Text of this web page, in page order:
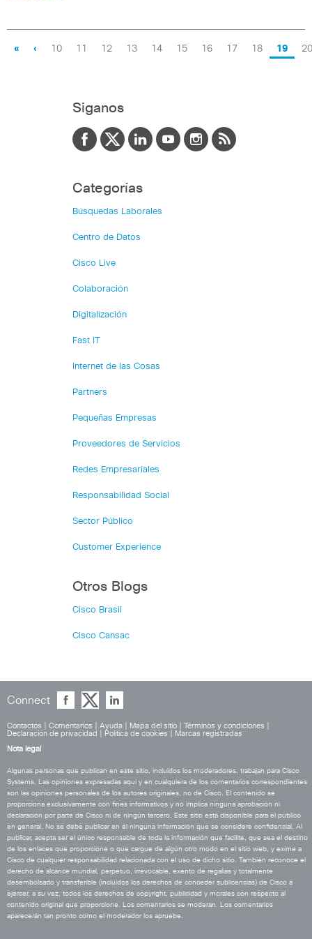
« ‹ 10 11 12 13 14 15 16 17 18 19 20
Siganos
Categorías
Búsquedas Laborales
Centro de Datos
Cisco Live
Colaboración
Digitalización
Fast IT
Internet de las Cosas
Partners
Pequeñas Empresas
Proveedores de Servicios
Redes Empresariales
Responsabilidad Social
Sector Público
Customer Experience
Otros Blogs
Cisco Brasil
Cisco Cansac
Connect
Contactos Comentarios Ayuda Mapa del sitio Términos y condiciones
Declaración de privacidad
Política de cookies
Marcas registradas
Nota legal
Algunas personas que publican en este sitio, incluidos los moderadores, trabajan para Cisco
Systems. Las opiniones expresadas aquí y en cualquiera de los comentarios correspondientes
son las opiniones personales de los autores originales, no de Cisco. El contenido se
proporciona exclusivamente con fines informativos y no implica ninguna aprobación ni
declaración por parte de Cisco ni de ningún tercero. Este sitio está disponible para el público
en general. No se debe publicar en él ninguna información que se considere confidencial. Al
publicar, acepta ser el único responsable de toda la información que facilite, que sea el destino
de los enlaces que proporcione o que cargue de algún otro modo en el sitio web, y exime a
Cisco de cualquier responsabilidad relacionada con el uso de dicho sitio. También reconoce el
derecho de alcance mundial, perpetuo, irrevocable, exento de regalías y totalmente
desembolsado y transferible (incluidos los derechos de conceder sublicencias) de Cisco a
ejercer, a su vez, todos los derechos de copyright, publicidad y morales con respecto al
contenido original que proporcione. Los comentarios se moderan. Los comentarios
aparecerán tan pronto como el moderador los apruebe.